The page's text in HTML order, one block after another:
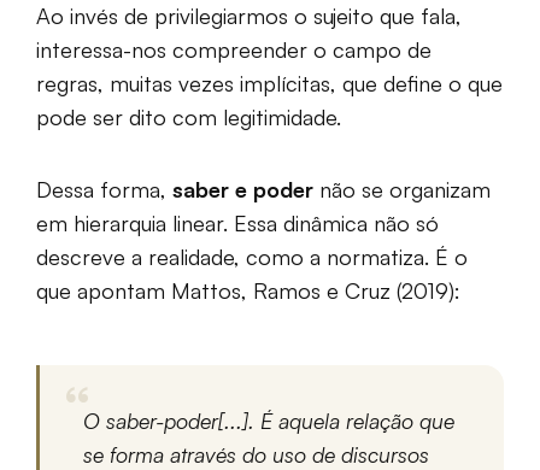
Ao invés de privilegiarmos o sujeito que fala,
interessa-nos compreender o campo de
regras, muitas vezes implícitas, que define o que
pode ser dito com legitimidade.
Dessa forma, saber e poder não se organizam
em hierarquia linear. Essa dinâmica não só
descreve a realidade, como a normatiza. É o
que apontam Mattos, Ramos e Cruz (2019):
O saber-poder[...]. É aquela relação que
se forma através do uso de discursos